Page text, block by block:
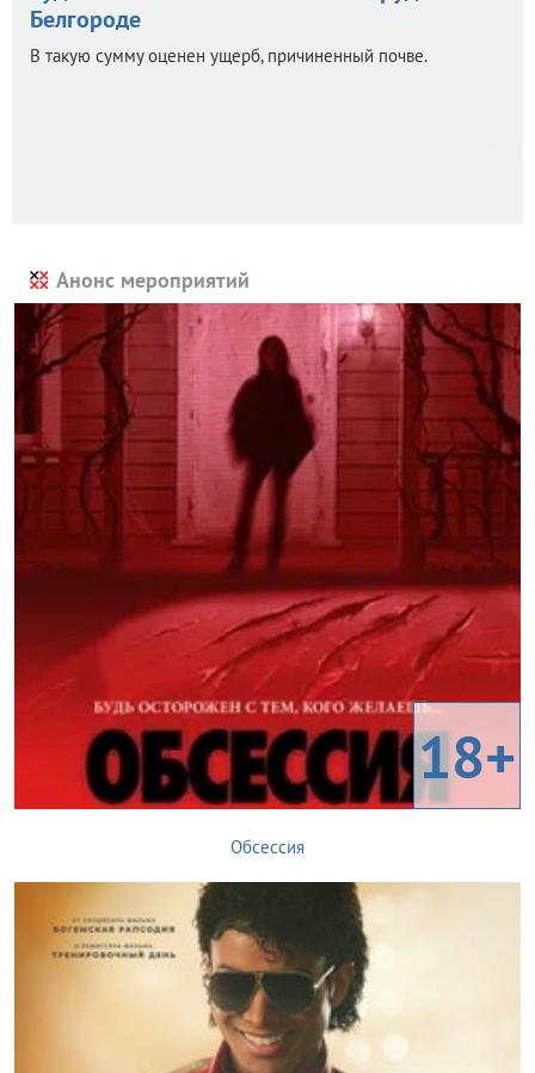
Белгороде
В такую сумму оценен ущерб, причиненный почве.
Анонс мероприятий
18+
Обсессия